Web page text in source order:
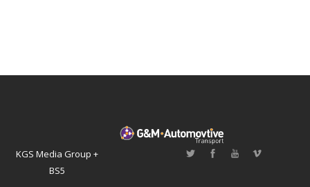
KGS Media Group +
BS5